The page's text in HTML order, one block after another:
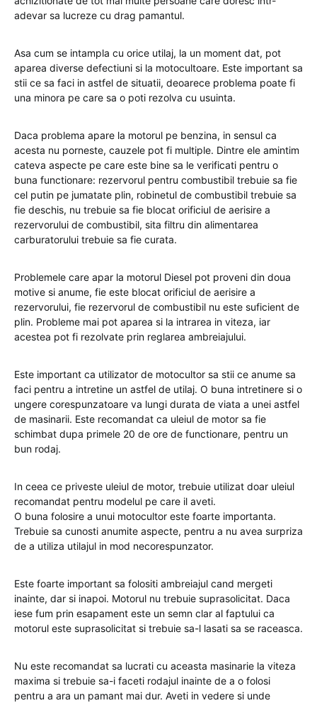
adevar sa lucreze cu drag pamantul.
Asa cum se intampla cu orice utilaj, la un moment dat, pot
aparea diverse defectiuni si la motocultoare. Este important sa
stii ce sa faci in astfel de situatii, deoarece problema poate fi
una minora pe care sa o poti rezolva cu usuinta.
Daca problema apare la motorul pe benzina, in sensul ca
acesta nu porneste, cauzele pot fi multiple. Dintre ele amintim
cateva aspecte pe care este bine sa le verificati pentru o
buna functionare: rezervorul pentru combustibil trebuie sa fie
cel putin pe jumatate plin, robinetul de combustibil trebuie sa
fie deschis, nu trebuie sa fie blocat orificiul de aerisire a
rezervorului de combustibil, sita filtru din alimentarea
carburatorului trebuie sa fie curata.
Problemele care apar la motorul Diesel pot proveni din doua
motive si anume, fie este blocat orificiul de aerisire a
rezervorului, fie rezervorul de combustibil nu este suficient de
plin. Probleme mai pot aparea si la intrarea in viteza, iar
acestea pot fi rezolvate prin reglarea ambreiajului.
Este important ca utilizator de motocultor sa stii ce anume sa
faci pentru a intretine un astfel de utilaj. O buna intretinere si o
ungere corespunzatoare va lungi durata de viata a unei astfel
de masinarii. Este recomandat ca uleiul de motor sa fie
schimbat dupa primele 20 de ore de functionare, pentru un
bun rodaj.
In ceea ce priveste uleiul de motor, trebuie utilizat doar uleiul
recomandat pentru modelul pe care il aveti.
O buna folosire a unui motocultor este foarte importanta.
Trebuie sa cunosti anumite aspecte, pentru a nu avea surpriza
de a utiliza utilajul in mod necorespunzator.
Este foarte important sa folositi ambreiajul cand mergeti
inainte, dar si inapoi. Motorul nu trebuie suprasolicitat. Daca
iese fum prin esapament este un semn clar al faptului ca
motorul este suprasolicitat si trebuie sa-l lasati sa se raceasca.
Nu este recomandat sa lucrati cu aceasta masinarie la viteza
maxima si trebuie sa-i faceti rodajul inainte de a o folosi
pentru a ara un pamant mai dur. Aveti in vedere si unde